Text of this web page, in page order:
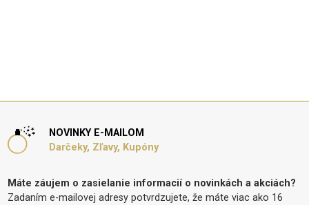
NOVINKY E-MAILOM
Darčeky, Zľavy, Kupóny
Máte záujem o zasielanie informacií o novinkách a akciách?
Zadaním e-mailovej adresy potvrdzujete, že máte viac ako 16